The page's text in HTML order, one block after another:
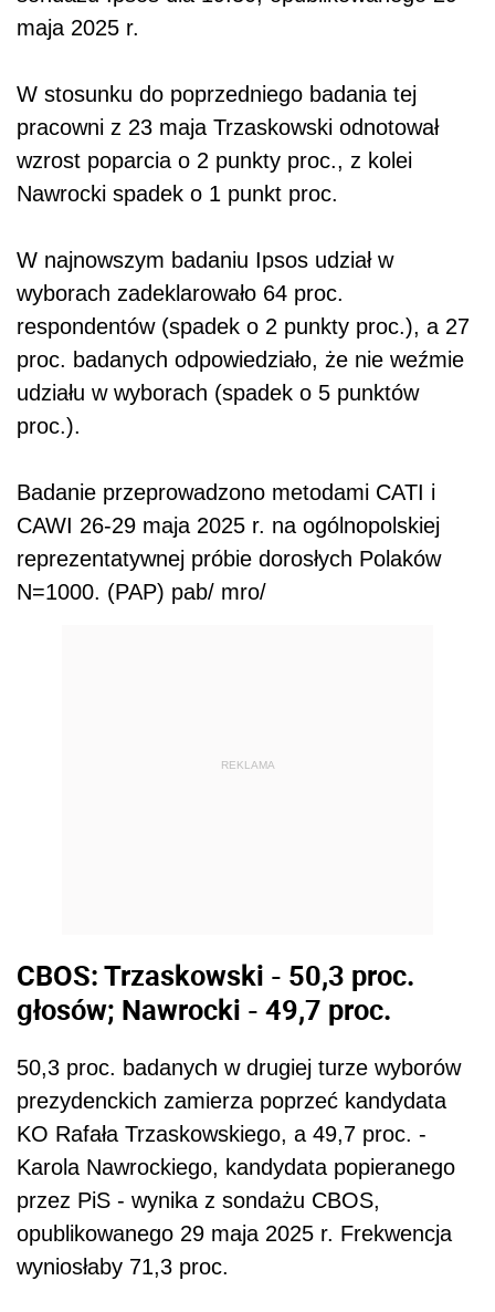
maja 2025 r.
W stosunku do poprzedniego badania tej
pracowni z 23 maja Trzaskowski odnotował
wzrost poparcia o 2 punkty proc., z kolei
Nawrocki spadek o 1 punkt proc.
W najnowszym badaniu Ipsos udział w
wyborach zadeklarowało 64 proc.
respondentów (spadek o 2 punkty proc.), a 27
proc. badanych odpowiedziało, że nie weźmie
udziału w wyborach (spadek o 5 punktów
proc.).
Badanie przeprowadzono metodami CATI i
CAWI 26-29 maja 2025 r. na ogólnopolskiej
reprezentatywnej próbie dorosłych Polaków
N=1000. (PAP) pab/ mro/
REKLAMA
CBOS: Trzaskowski - 50,3 proc.
głosów; Nawrocki - 49,7 proc.
50,3 proc. badanych w drugiej turze wyborów
prezydenckich zamierza poprzeć kandydata
KO Rafała Trzaskowskiego, a 49,7 proc. -
Karola Nawrockiego, kandydata popieranego
przez PiS - wynika z sondażu CBOS,
opublikowanego 29 maja 2025 r. Frekwencja
wyniosłaby 71,3 proc.